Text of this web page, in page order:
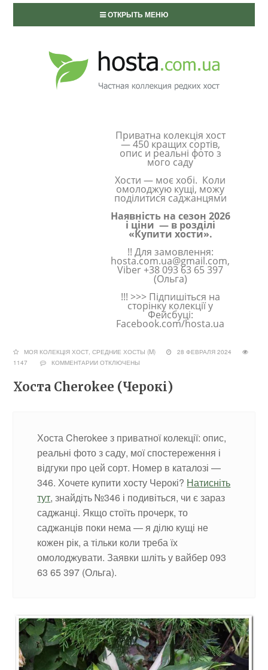
ОТКРЫТЬ МЕНЮ
Приватна колекція хост
— 450 кращих сортів,
опис и реальні фото з
мого саду
Хости — моє хобі. Коли
омолоджую кущі, можу
поділитися саджанцями
Наявність на сезон 2026
і ціни — в розділі
«Купити хости».
!! Для замовлення:
hosta.com.ua@gmail.com,
Viber +38 093 63 65 397
(Ольга)
!!! >>> Підпишіться на
сторінку колекції у
Фейсбуці:
Facebook.com/hosta.ua
МОЯ КОЛЕКЦІЯ ХОСТ,СРЕДНИЕ ХОСТЫ (M)
28 ФЕВРАЛЯ 2024
1147
КОММЕНТАРИИ ОТКЛЮЧЕНЫ
Хоста Cherokee (Черокі)
Хоста Cherokee з приватної колекції: опис,
реальні фото з саду, мої спостереження і
відгуки про цей сорт. Номер в каталозі —
346. Хочете купити хосту Черокі? Натисніть
тут, знайдіть №346 і подивіться, чи є зараз
саджанці. Якщо стоїть прочерк, то
саджанців поки нема — я ділю кущі не
кожен рік, а тільки коли треба їх
омолоджувати. Заявки шліть у вайбер 093
63 65 397 (Ольга).